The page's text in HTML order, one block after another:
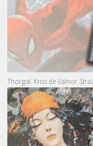
Thorgal. Kriss de Valnor.